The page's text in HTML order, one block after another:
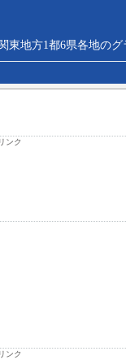
地方1都6県各地のグ
ンク
ンク